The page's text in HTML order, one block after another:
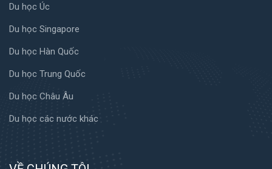
Du học Úc
Du học Singapore
Du học Hàn Quốc
Du học Trung Quốc
Du học Châu Âu
Du học các nước khác